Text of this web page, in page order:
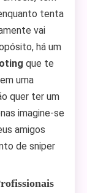
tenta
vai
há um
que te
uma
quer ter um
imagine-se
amigos
de sniper